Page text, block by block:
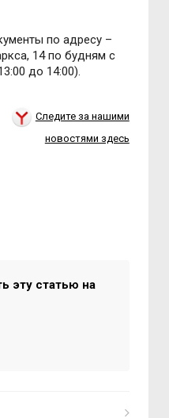
по адресу –
14 по будням с
до 14:00).
Следите за нашими
новостями здесь
эту статью на